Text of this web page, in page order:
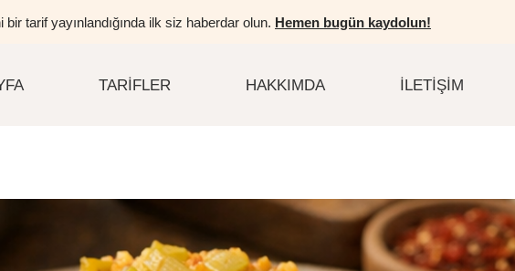
bir tarif yayınlandığında ilk siz haberdar olun. Hemen bugün kaydolun!
TARIFLER HAKKIMDA İLETIŞIM